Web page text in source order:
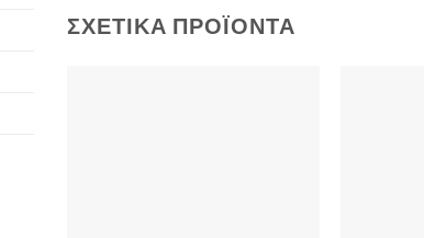
ΣΧΕΤΙΚΆ ΠΡΟΪΌΝΤΑ